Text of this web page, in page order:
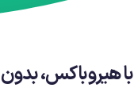
با هیروباکس،